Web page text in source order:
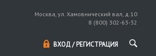
Москва, ул. Хамовнический вал, д.10
8 (800) 302-63-32
ВХОД / РЕГИСТРАЦИЯ